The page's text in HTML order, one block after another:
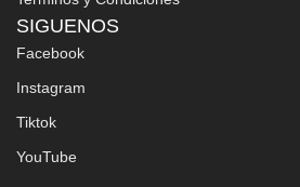
SIGUENOS
Facebook
Instagram
Tiktok
YouTube